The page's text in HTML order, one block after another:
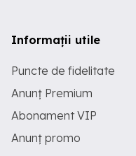
Informații utile
Puncte de fidelitate
Anunț Premium
Abonament VIP
Anunț promo